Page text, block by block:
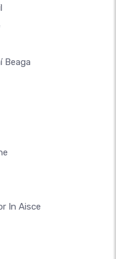
Beaga
In Aisce